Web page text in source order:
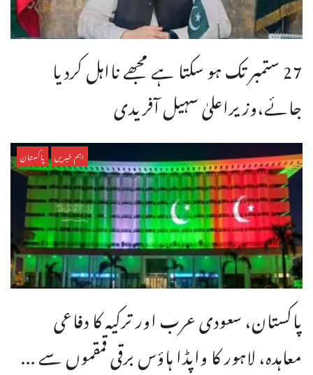
27 ستمبر تک ہو سکتا ہے مجھے نااہل کردیا
جائے،وزیراعلیٰ سہیل آفریدی
اہم خبریں پاکستان
پاکستان، سعودی عرب اور ترکیہ کا دفاعی
معاہدہ، لاہور کا واپڈا ہاؤس برقی قمقموں سے ...